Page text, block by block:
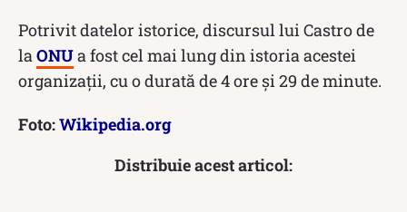
Potrivit datelor istorice, discursul lui Castro de
laONUa fost cel mai lung din istoria acestei
organizații, cu o durată de 4 ore și 29 de minute.
Foto:Wikipedia.org
Distribuie acest articol: